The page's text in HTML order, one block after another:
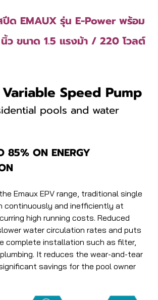
ปีด EMAUX รุ่น E-Power พร้อม
ว ขนาด 1.5 แรงม้า / 220 โวลต์
Speed Pump
pools and water
85% ON ENERGY
Emaux EPV range, traditional single
continuously and inefficiently at
high running costs. Reduced
water circulation rates and puts
complete installation such as filter,
It reduces the wear-and-tear
savings for the pool owner